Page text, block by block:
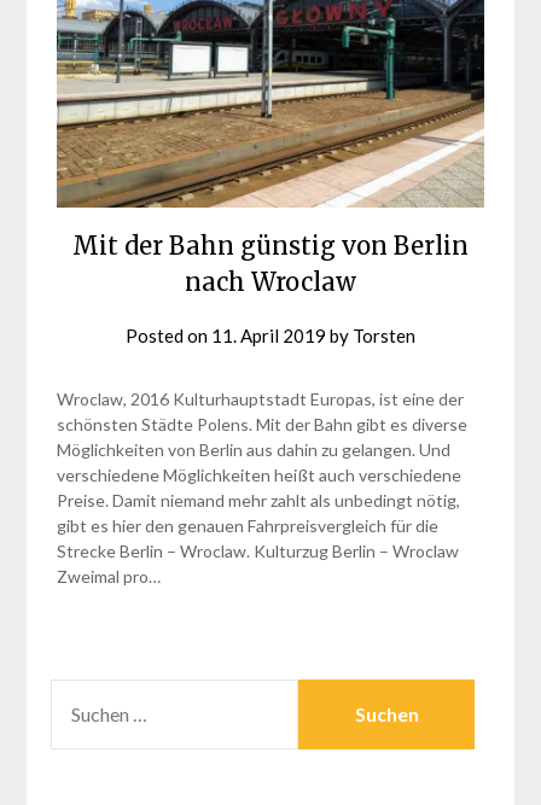
Mit der Bahn günstig von Berlin
nach Wroclaw
Posted on 11. April 2019 by Torsten
Wroclaw, 2016 Kulturhauptstadt Europas, ist eine der
schönsten Städte Polens. Mit der Bahn gibt es diverse
Möglichkeiten von Berlin aus dahin zu gelangen. Und
verschiedene Möglichkeiten heißt auch verschiedene
Preise. Damit niemand mehr zahlt als unbedingt nötig,
gibt es hier den genauen Fahrpreisvergleich für die
Strecke Berlin – Wroclaw. Kulturzug Berlin – Wroclaw
Zweimal pro…
NACH: